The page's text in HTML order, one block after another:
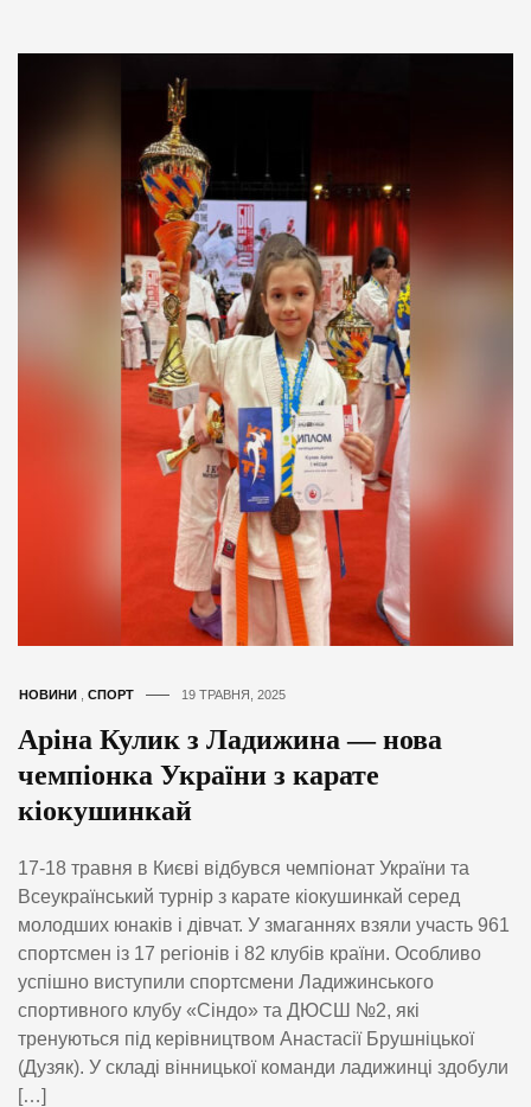
НОВИНИ СПОРТ 19 ТРАВНЯ, 2025
Аріна Кулик з Ладижина — нова
чемпіонка України з карате
кіокушинкай
17-18 травня в Києві відбувся чемпіонат України та
Всеукраїнський турнір з карате кіокушинкай серед
молодших юнаків і дівчат. У змаганнях взяли участь 961
спортсмен із 17 регіонів і 82 клубів країни. Особливо
успішно виступили спортсмени Ладижинського
спортивного клубу «Сіндо» та ДЮСШ №2, які
тренуються під керівництвом Анастасії Брушніцької
(Дузяк). У складі вінницької команди ладижинці здобули
[…]